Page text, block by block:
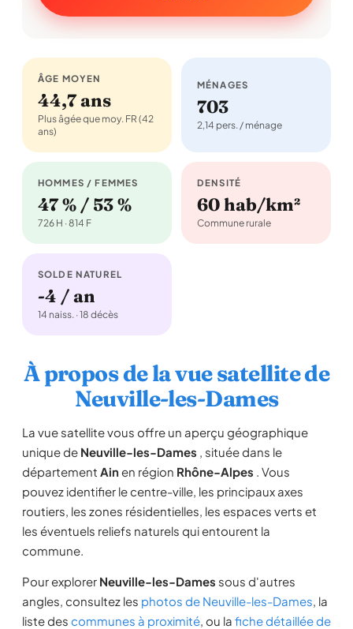
ÂGE MOYEN
44,7 ans
Plus âgée que moy. FR (42
ans)
MÉNAGES
703
2,14 pers. / ménage
HOMMES / FEMMES
47 % / 53 %
726 H · 814 F
DENSITÉ
60 hab/km²
Commune rurale
SOLDE NATUREL
-4 / an
14 naiss. · 18 décès
À propos de la vue satellite de
Neuville-les-Dames
La vue satellite vous offre un aperçu géographique
unique de Neuville-les-Dames , située dans le
département Ainen région Rhône-Alpes . Vous
pouvez identifier le centre-ville, les principaux axes
routiers, les zones résidentielles, les espaces verts et
les éventuels reliefs naturels qui entourent la
commune.
Pour explorer Neuville-les-Dames sous d'autres
angles, consultez les photos de Neuville-les-Dames, la
liste des communes à proximité, ou la fiche détaillée de